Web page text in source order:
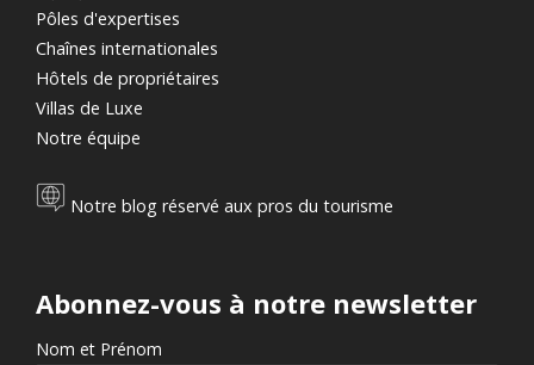
Pôles d'expertises
Chaînes internationales
Hôtels de propriétaires
Villas de Luxe
Notre équipe
Notre blog réservé aux pros du tourisme
Abonnez-vous à notre newsletter
Nom et Prénom